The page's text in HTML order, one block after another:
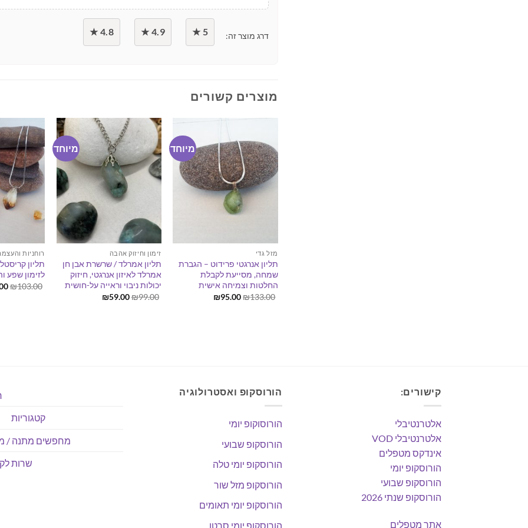
דרג מוצר זה: 5 ★
4.9 ★
4.8 ★
מוצרים קשורים
מיוחד
מזל גדי
תליון אנרגטי פרידוט – הגברת
שמחה, מסייעת לקבלת
החלטות וצמיחה אישית
₪133.00
המחיר₪95.00
המחיר
מיוחד
זימון וחיזוק אהבה
תליון אמרלד / שרשרת אבן חן
אמרלד לאיזון אנרגטי, חיזוק
יכולות ניבוי וראייה על-חושית
₪99.00
המחיר₪59.00
רוחניות
תליון
לזימון שפע
₪103.00
קישורים:
אלטרנטיבלי
אלטרנטיבלי VOD
אינדקס מטפלים
הורוסקופ יומי
הורוסקופ שבועי
הורוסקופ שנתי 2026
אתר מטפלים
הורוסקופ ואסטרולוגיה
הורוסוקופ יומי
הורוסקופ שבועי
הורוסקופ יומי טלה
הורוסקופ מזל שור
הורוסקופ יומי תאומים
הורוסקופ יומי סרטן
קטגוריות
מחפשים מתנה /
שרות